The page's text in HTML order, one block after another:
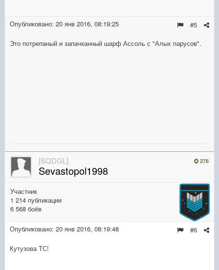
#5
Опубликовано: 20 янв 2016, 08:19:25
Это потрепаный и запачканный шарф Ассоль с "Алых парусов".
276
[SQDGL]
Sevastopol1998
Участник
1 214 публикации
6 568 боёв
#6
Опубликовано: 20 янв 2016, 08:19:48
Кутузова ТС!